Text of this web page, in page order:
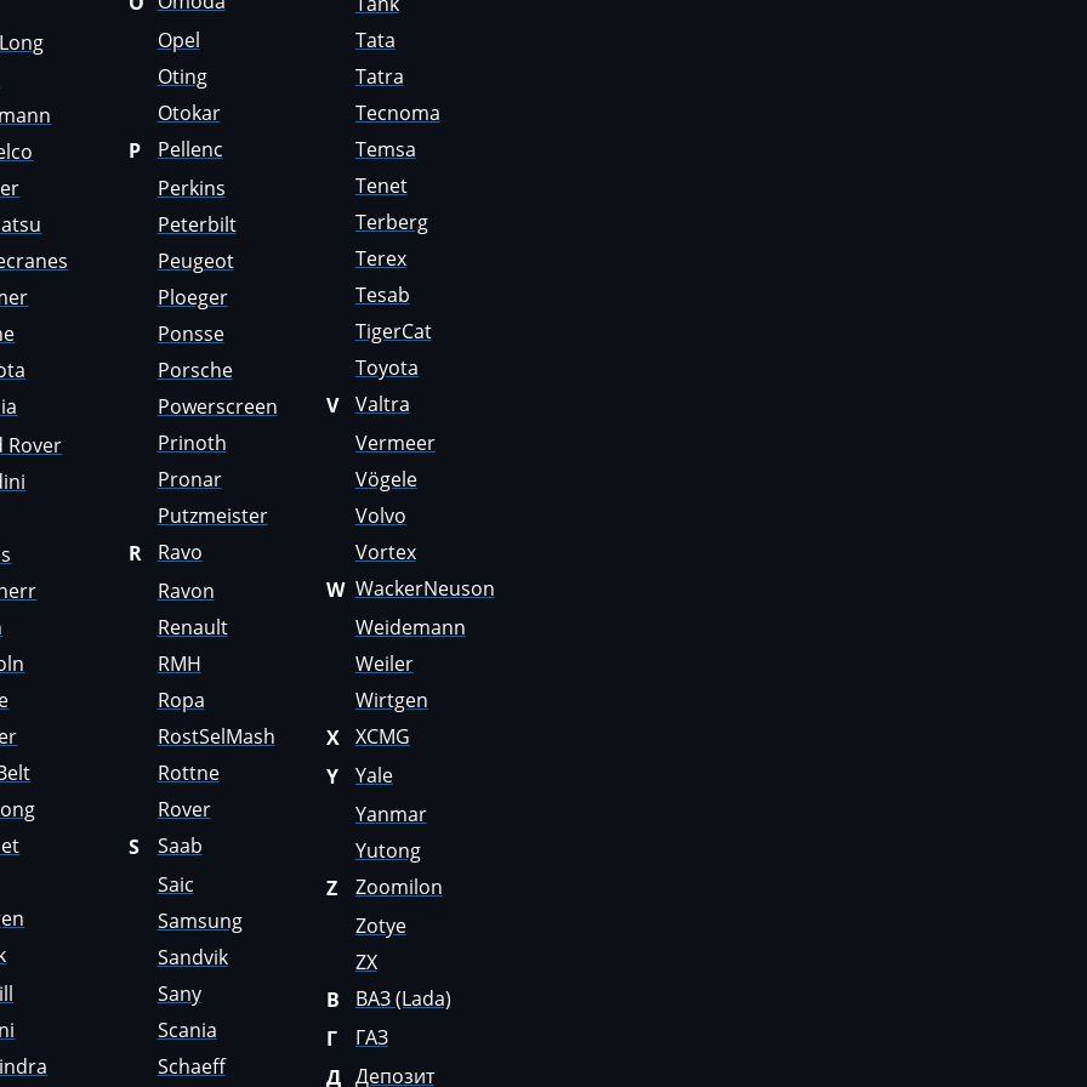
Rover
Opel
Oting
Otokar
P
Pellenc
Perkins
Peterbilt
Peugeot
Ploeger
Ponsse
Porsche
Powerscreen
Prinoth
Pronar
Putzmeister
R
Ravo
Ravon
Renault
RMH
Ropa
RostSelMash
Rottne
Rover
S
Saab
Saic
Samsung
Sandvik
Sany
Scania
Schaeff
Tata
Tatra
Tecnoma
Temsa
Tenet
Terberg
Terex
Tesab
TigerCat
Toyota
V
Valtra
Vermeer
Vögele
Volvo
Vortex
W WackerNeuson
Weidemann
Weiler
Wirtgen
X
XCMG
Y
Yale
Yanmar
Yutong
Z
Zoomilon
Zotye
ZX
В
ВАЗ (Lada)
Г
ГАЗ
Д Депозит